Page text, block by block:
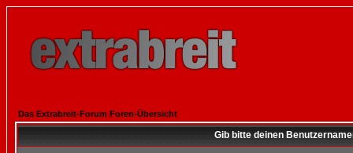
Das Extrabreit-Forum Foren-Übersicht
Gib bitte deinen